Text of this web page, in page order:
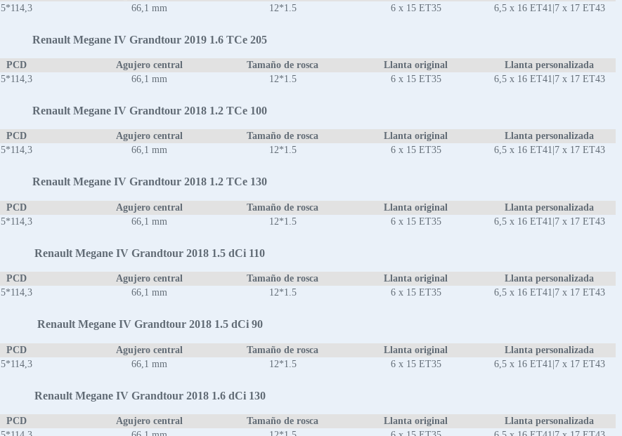
5*114,3 66,1 mm 12*1.5 6 x 15 ET35 6,5 x 16 ET41|7 x 17 ET43
Renault Megane IV Grandtour 2019 1.6 TCe 205
PCD Agujero central Tamaño de rosca Llanta original
Llanta personalizada
5*114,3 66,1 mm 12*1.5 6 x 15 ET35 6,5 x 16 ET41|7 x 17 ET43
Renault Megane IV Grandtour 2018 1.2 TCe 100
PCD Agujero central Tamaño de rosca Llanta original
Llanta personalizada
5*114,3 66,1 mm 12*1.5 6 x 15 ET35 6,5 x 16 ET41|7 x 17 ET43
Renault Megane IV Grandtour 2018 1.2 TCe 130
PCD Agujero central Tamaño de rosca Llanta original
Llanta personalizada
5*114,3 66,1 mm 12*1.5 6 x 15 ET35 6,5 x 16 ET41|7 x 17 ET43
Renault Megane IV Grandtour 2018 1.5 dCi 110
PCD Agujero central Tamaño de rosca Llanta original
Llanta personalizada
5*114,3 66,1 mm 12*1.5 6 x 15 ET35 6,5 x 16 ET41|7 x 17 ET43
Renault Megane IV Grandtour 2018 1.5 dCi 90
PCD Agujero central Tamaño de rosca Llanta original
Llanta personalizada
5*114,3 66,1 mm 12*1.5 6 x 15 ET35 6,5 x 16 ET41|7 x 17 ET43
Renault Megane IV Grandtour 2018 1.6 dCi 130
PCD Agujero central Tamaño de rosca Llanta original
Llanta personalizada